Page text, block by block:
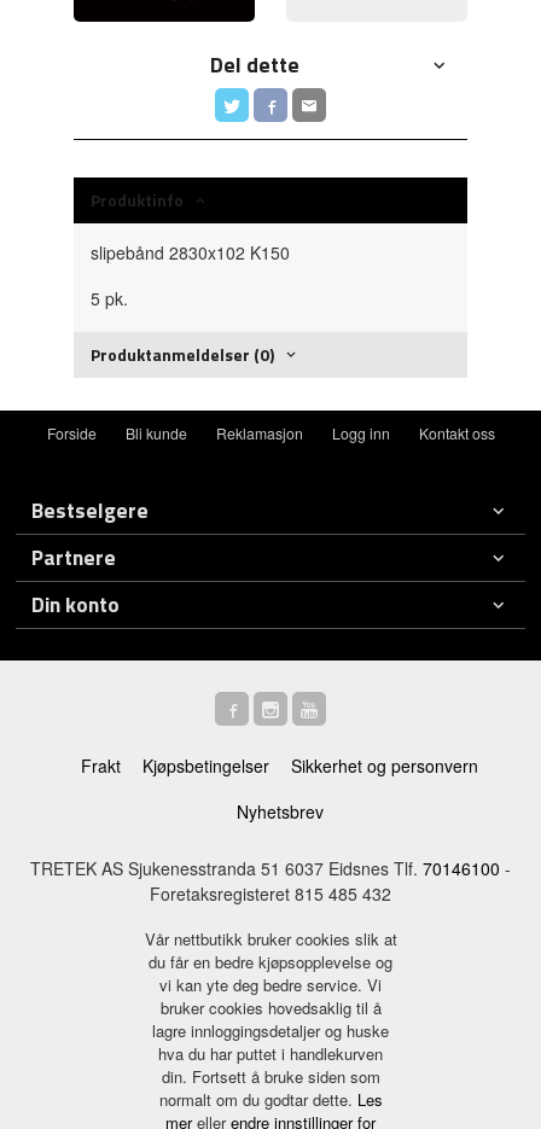
Del dette
Produktinfo
slipebånd 2830x102 K150
5 pk.
Produktanmeldelser (0)
Forside Bli kunde Reklamasjon Logg inn Kontakt oss
Bestselgere
Partnere
Din konto
Frakt Kjøpsbetingelser
Sikkerhet og personvern
Nyhetsbrev
TRETEK AS Sjukenesstranda 51 6037 Eidsnes Tlf. 70146100 -
Foretaksregisteret 815 485 432
Vår nettbutikk bruker cookies slik at
du får en bedre kjøpsopplevelse og
vi kan yte deg bedre service. Vi
bruker cookies hovedsaklig til å
lagre innloggingsdetaljer og huske
hva du har puttet i handlekurven
din. Fortsett å bruke siden som
normalt om du godtar dette. Les
merellerendre innstillinger for